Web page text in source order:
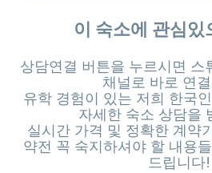
이 숙소에 관심
상담연결 버튼을 누르시면 스
채널로 바로 연
유학 경험이 있는 저희 한국
자세한 숙소 상담을
실시간 가격 및 정확한 계약
약전 꼭 숙지하셔야 할 내용
드립니다!